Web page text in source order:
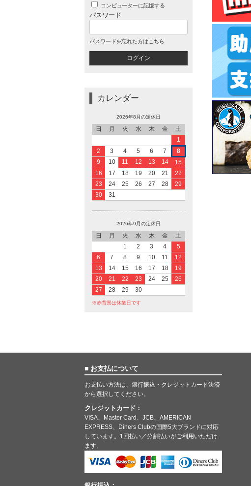
コンピューターに記憶する
パスワード
パスワードを忘れた方はこちら
カレンダー
2026年8月の定休日
日 月 火 水 木 金
土
1
2
3 4 5 6 7
8
9
10 11 12 13 14
15
16
17 18 19 20 21
22
23
24 25 26 27 28
29
30
31
2026年9月の定休日
日 月 火 水 木 金
土
1
2 3 4
5
6
7 8 9 10 11
12
13
14 15 16 17 18
19
20
21 22 23 24 25
26
27
28 29 30
※赤背景は休業日です
■ お支払について
お支払い方法は、銀行振込・クレジットカード決済
から選択してください。
クレジットカード：
VISA、Master Card、JCB、AMERICAN
EXPRESS、Diners Clubの国際5大ブランドに対応
しています。1回払い／分割払いがご利用いただけ
ます。